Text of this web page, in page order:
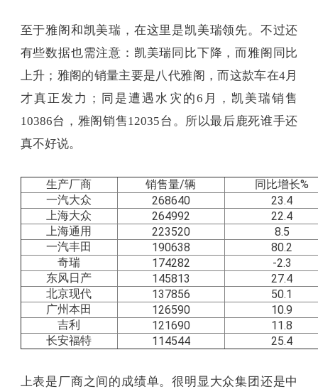
至于雅阁和凯美瑞，在这里是凯美瑞领先。不过还
有些数据也需注意：凯美瑞同比下降，而雅阁同比
上升；雅阁的销量主要是八代雅阁，而这款车在4月
才真正发力；同是遭遇水灾的6月，凯美瑞销售
10386台，雅阁销售12035台。所以最后鹿死谁手还
真不好说。
生产厂商 销售量/辆
同比增长%
一汽大众
268640
23.4
上海大众
264992
22.4
上海通用
223520
8.5
一汽丰田
190638
80.2
奇瑞
174282
-2.3
东风日产
145813
27.4
北京现代
137856
50.1
广州本田
126590
10.9
吉利
121690
11.8
长安福特
114544 25.4
上表是厂商之间的成绩单。很明显大众集团还是中